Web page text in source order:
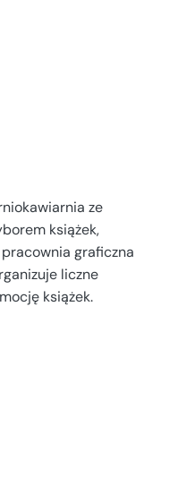
ze
książek,
graficzna
liczne
książek.